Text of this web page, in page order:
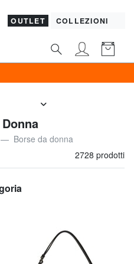
OUTLET COLLEZIONI
Borse da donna
2728 prodotti